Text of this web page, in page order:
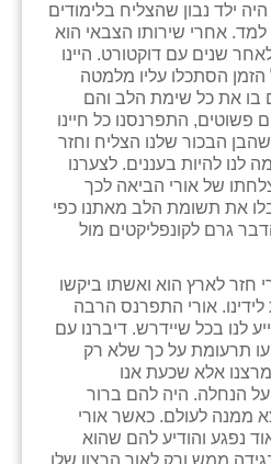
ילד נבון שהצליח בלימודים
אחרי שירותו הצבאי הוא
שנים עם דוקטורט. היינו
הסתכלו עליו מלמטה
בו את כל שימת הלב והם
פשוטים, התפרנסנו כל חיינו
הבכור שלנו הצליח וחזר
להיות בעננים. לצערנו
של אורי הביאה לכך
את תשומת הלב מאתנו כפי
גרם לקונפליקטים מול
חזר לארץ הוא ואשתו ביקשו
אורי התפרנס הרבה
לנו בכל שיידרש. דיברנו עם
תרעומת על כך שלא רק
אלא שכעת אנו
הנחלה. היה להם ברור
ממנה לעולם. כאשר אורי
נפגע והודיע להם שהוא
ממש ורק לאור הרצון שלו